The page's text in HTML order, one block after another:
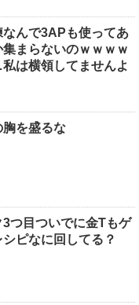
なんで3APも使ってあ
まらないのｗｗｗｗ
は横領してませんよ
胸を盛るな
3つ目ついでに金Tもゲ
ピなに回してる？